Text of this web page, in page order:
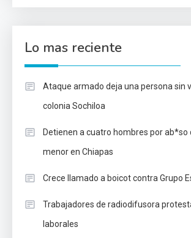
Lo mas reciente
Ataque armado deja una persona sin
colonia Sochiloa
Detienen a cuatro hombres por ab*so
menor en Chiapas
Crece llamado a boicot contra Grupo
Trabajadores de radiodifusora
laborales